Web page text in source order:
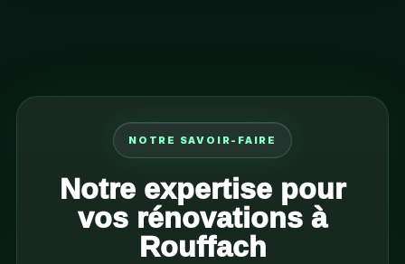
NOTRE SAVOIR-FAIRE
Notre expertise pour
vos rénovations à
Rouffach